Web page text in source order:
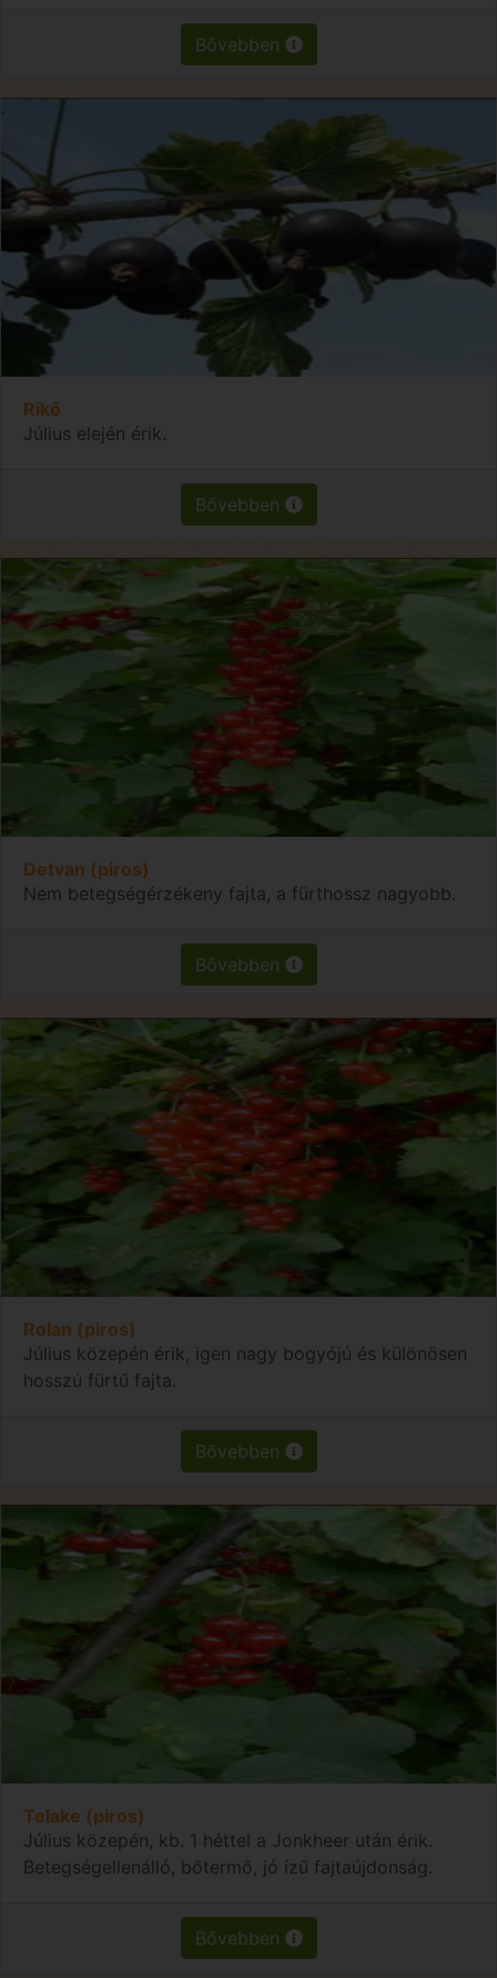
Bővebben
Rikő
Július elején érik.
Bővebben
Detvan (piros)
Nem betegségérzékeny fajta, a fürthossz nagyobb.
Bővebben
Rolan (piros)
Július közepén érik, igen nagy bogyójú és különösen
hosszú fürtű fajta.
Bővebben
Telake (piros)
Július közepén, kb. 1 héttel a Jonkheer után érik.
Betegségellenálló, bőtermő, jó ízű fajtaújdonság.
Bővebben